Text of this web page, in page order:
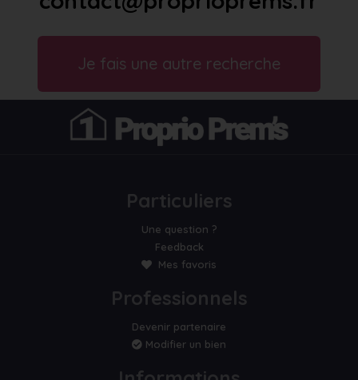
Je fais une autre recherche
Particuliers
Une question ?
Feedback
Mes favoris
Professionnels
Devenir partenaire
Modifier un bien